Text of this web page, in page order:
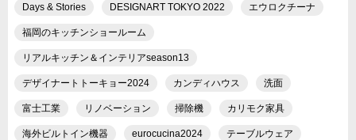
Days & Stories DESIGNART TOKYO 2022 エウロクチーナ
福岡のキッチンショールーム
リアルキッチン＆インテリアseason13
デザイナートトーキョー2024 カンディハウス 洗面
富士工業 リノベーション 掃除機 カリモク家具
海外ビルトイン機器 eurocucina2024 テーブルウェア